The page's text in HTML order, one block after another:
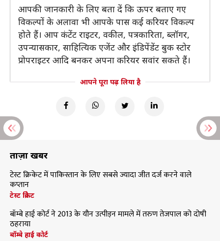
आपकी जानकारी के लिए बता दें कि ऊपर बताए गए
विकल्पों के अलावा भी आपके पास कई करियर विकल्प
होते हैं। आप कंटेंट राइटर, वकील, पत्रकारिता, ब्लॉगर,
उपन्यासकार, साहित्यिक एजेंट और इंडिपेंडेंट बुक स्टोर
प्रोपराइटर आदि बनकर अपना करियर सवांर सकते हैं।
आपने पूरा पढ़ लिया है
ताज़ा खबरें
टेस्ट क्रिकेट में पाकिस्तान के लिए सबसे ज्यादा जीत दर्ज करने वाले
कप्तान
टेस्ट क्रिकेट
बॉम्बे हाई कोर्ट ने 2013 के यौन उत्पीड़न मामले में तरुण तेजपाल को दोषी
ठहराया
बॉम्बे हाई कोर्ट